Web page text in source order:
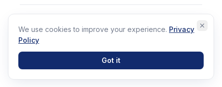
BeeAPro : Nous rendons l'intelligence humaine évolutive,
Via Garibaldi 26, 47822 Santarcangelo di Romagna (RN), ITALY
VAT: IT04834680409·Privacy Policy
We use cookies to improve your experience. Privacy
Policy
Got it